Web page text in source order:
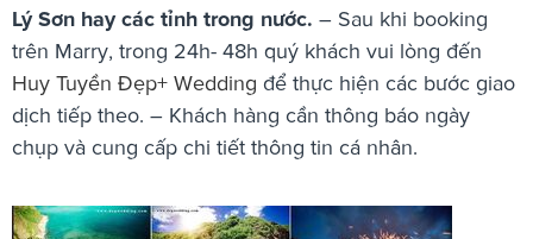
Lý Sơn hay các tỉnh trong nước. – Sau khi booking
trên Marry, trong 24h- 48h quý khách vui lòng đến
Huy Tuyền Đẹp+ Wedding để thực hiện các bước giao
dịch tiếp theo. – Khách hàng cần thông báo ngày
chụp và cung cấp chi tiết thông tin cá nhân.